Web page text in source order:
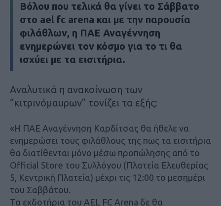
Βόλου που τελικά θα γίνει το Σάββατο
στο ael fc arena και με την παρουσία
φιλάθλων, η ΠΑΕ Αναγέννηση
ενημερώνει τον κόσμο για το τι θα
ισχύει με τα εισιτήρια.
Αναλυτικά η ανακοίνωση των
“κιτρινόμαυρων” τονίζει τα εξής:
«Η ΠΑΕ Αναγέννηση Καρδίτσας θα ήθελε να
ενημερώσει τους φιλάθλους της πως τα εισιτήρια
θα διατίθενται μόνο μέσω προπώλησης από το
Official Store του Συλλόγου (Πλατεία Ελευθερίας
5, Κεντρική Πλατεία) μέχρι τις 12:00 το μεσημέρι
του Σαββάτου.
Τα εκδοτήρια του AEL FC Arena δε θα